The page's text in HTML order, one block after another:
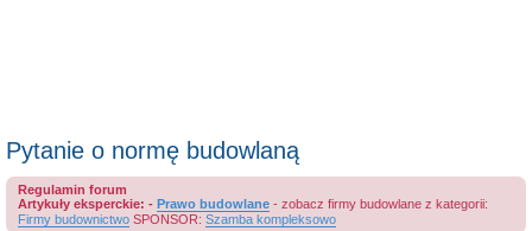
Pytanie o normę budowlaną
Regulamin forum
Artykuły eksperckie: - Prawo budowlane - zobacz firmy budowlane z kategorii:
Firmy budownictwo SPONSOR: Szamba kompleksowo